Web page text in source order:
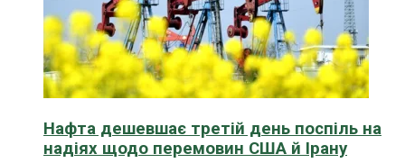
Нафта дешевшає третій день поспіль на
надіях щодо перемовин США й Ірану